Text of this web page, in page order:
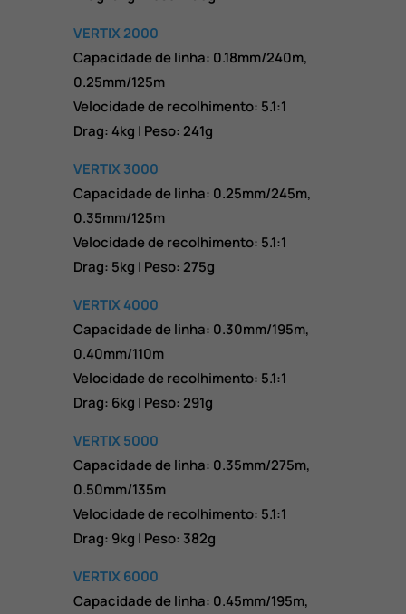
VERTIX 2000
Capacidade de linha: 0.18mm/240m,
0.25mm/125m
Velocidade de recolhimento: 5.1:1
Drag: 4kg | Peso: 241g
VERTIX 3000
Capacidade de linha: 0.25mm/245m,
0.35mm/125m
Velocidade de recolhimento: 5.1:1
Drag: 5kg | Peso: 275g
VERTIX 4000
Capacidade de linha: 0.30mm/195m,
0.40mm/110m
Velocidade de recolhimento: 5.1:1
Drag: 6kg | Peso: 291g
VERTIX 5000
Capacidade de linha: 0.35mm/275m,
0.50mm/135m
Velocidade de recolhimento: 5.1:1
Drag: 9kg | Peso: 382g
VERTIX 6000
Capacidade de linha: 0.45mm/195m,